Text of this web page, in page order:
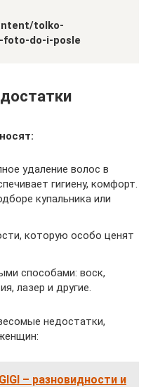
tolko-
foto-do-i-posle
удаление волос в
гигиену, комфорт.
купальника или
которую особо ценят
способами: воск,
лазер и другие.
недостатки,
– разновидности и